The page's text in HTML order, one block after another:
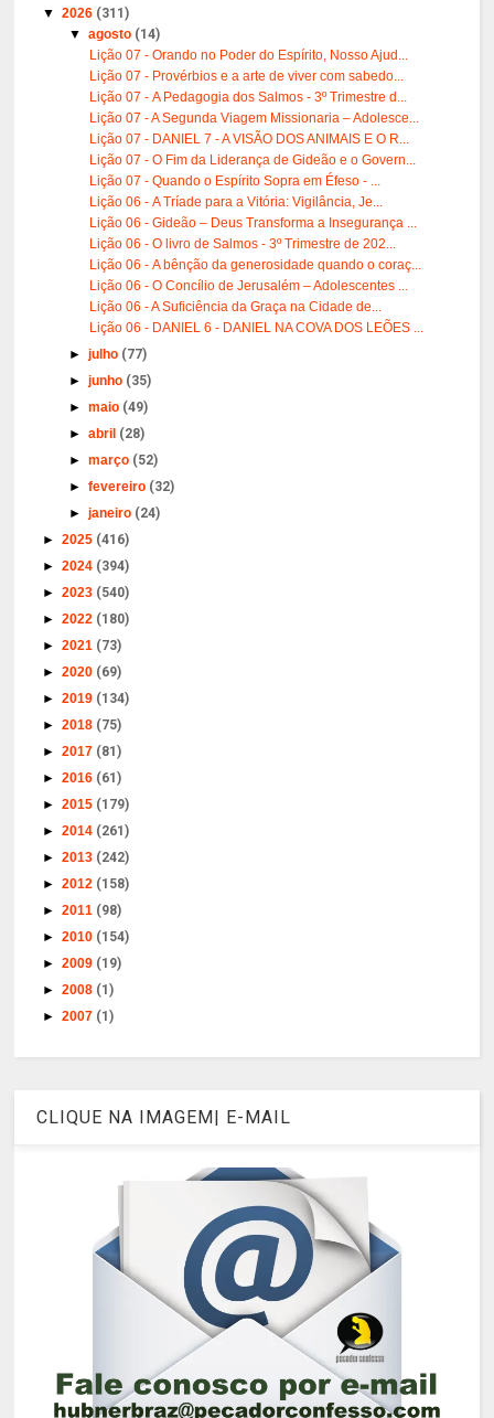
▼2026 (311)
▼agosto (14)
Lição 07 - Orando no Poder do Espírito, Nosso Ajud...
Lição 07 - Provérbios e a arte de viver com sabedo...
Lição 07 - A Pedagogia dos Salmos - 3º Trimestre d...
Lição 07 - A Segunda Viagem Missionaria – Adolesce...
Lição 07 - DANIEL 7 - A VISÃO DOS ANIMAIS E O R...
Lição 07 - O Fim da Liderança de Gideão e o Govern...
Lição 07 - Quando o Espírito Sopra em Éfeso - ...
Lição 06 - A Tríade para a Vitória: Vigilância, Je...
Lição 06 - Gideão – Deus Transforma a Insegurança ...
Lição 06 - O livro de Salmos - 3º Trimestre de 202...
Lição 06 - A bênção da generosidade quando o coraç...
Lição 06 - O Concílio de Jerusalém – Adolescentes ...
Lição 06 - A Suficiência da Graça na Cidade de...
Lição 06 - DANIEL 6 - DANIEL NA COVA DOS LEÕES ...
►julho (77)
►junho (35)
►maio (49)
►abril (28)
►março (52)
►fevereiro (32)
►janeiro (24)
►2025 (416)
►2024 (394)
►2023 (540)
►2022 (180)
►2021 (73)
►2020 (69)
►2019 (134)
►2018 (75)
►2017 (81)
►2016 (61)
►2015 (179)
►2014 (261)
►2013 (242)
►2012 (158)
►2011 (98)
►2010 (154)
►2009 (19)
►2008 (1)
►2007 (1)
CLIQUE NA IMAGEM| E-MAIL